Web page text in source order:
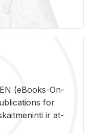
(eBo­oks-On-
for
ir at­